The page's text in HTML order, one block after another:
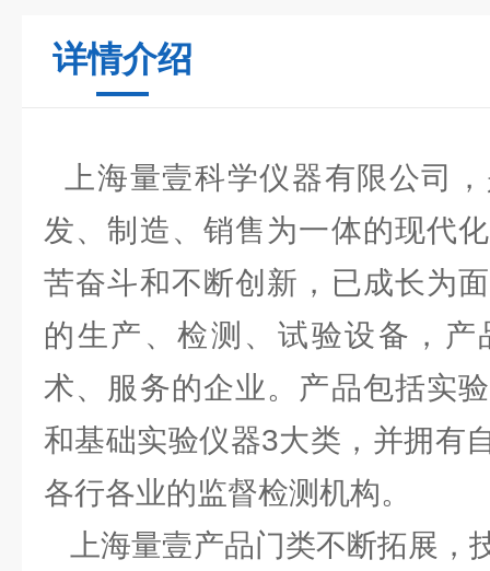
详情介绍
上海量壹科学仪器有限公司
发、制造、销售为一体的现代
苦奋斗和不断创新，已成长为
的生产、检测、试验设备，
术、服务的企业。产品包括实
和基础实验仪器3大类，并拥有
各行各业的监督检测机构。
上海量壹产品门类不断拓展，